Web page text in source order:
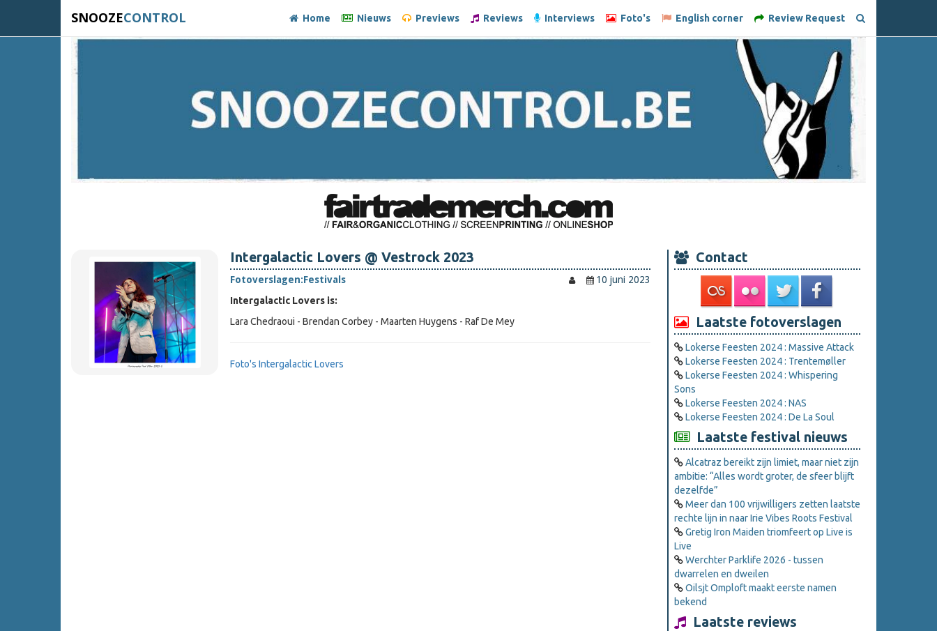
SNOOZECONTROL Home Nieuws Previews Reviews Interviews Foto's English corner Review Request
Intergalactic Lovers @ Vestrock 2023
Fotoverslagen:Festivals
10 juni 2023
Intergalactic Lovers is:
Lara Chedraoui - Brendan Corbey - Maarten Huygens - Raf De Mey
Foto's Intergalactic Lovers
Contact
Laatste fotoverslagen
Lokerse Feesten 2024 : Massive Attack
Lokerse Feesten 2024 : Trentemøller
Lokerse Feesten 2024 : Whispering
Sons
Lokerse Feesten 2024 : NAS
Lokerse Feesten 2024 : De La Soul
Laatste festival nieuws
Alcatraz bereikt zijn limiet, maar niet zijn
ambitie: “Alles wordt groter, de sfeer blijft
dezelfde”
Meer dan 100 vrijwilligers zetten laatste
rechte lijn in naar Irie Vibes Roots Festival
Gretig Iron Maiden triomfeert op Live is
Live
Werchter Parklife 2026 - tussen
dwarrelen en dweilen
Oilsjt Omploft maakt eerste namen
bekend
Laatste reviews